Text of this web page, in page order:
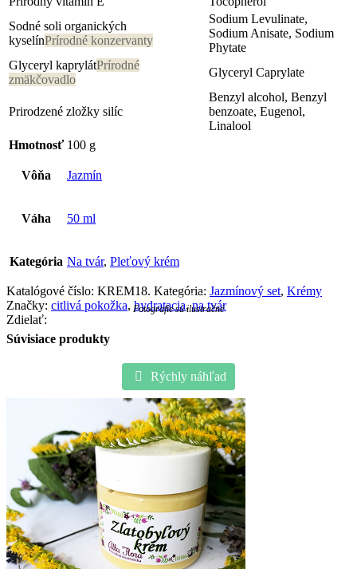
Sodné soli organických
kyselínPrírodné konzervanty
Sodium Levulinate,
Sodium Anisate, Sodium
Phytate
Glyceryl kaprylátPrírodné
zmäkčovadlo
Glyceryl Caprylate
Prirodzené zložky silíc
Benzyl alcohol, Benzyl
benzoate, Eugenol,
Linalool
Hmotnosť 100 g
Vôňa Jazmín
Váha 50 ml
Kategória Na tvár, Pleťový krém
Katalógové číslo: KREM18. Kategória: Jazmínový set, Krémy
Značky: citlivá pokožka, hydratacia,na tvár
Zdielať:
Jazmínový krém
Fotografie sú ilustračné
Súvisiace produkty
Rýchly náhľad